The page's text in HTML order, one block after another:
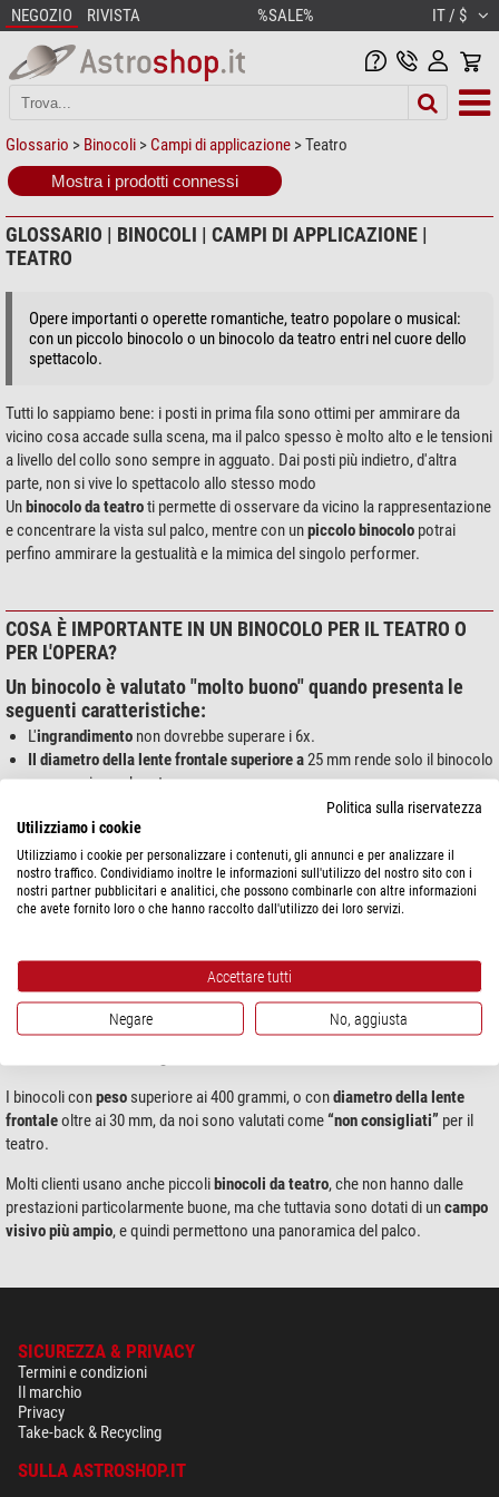
NEGOZIO RIVISTA %SALE% IT / $
Glossario > Binocoli > Campi di applicazione > Teatro
Mostra i prodotti connessi
GLOSSARIO | BINOCOLI | CAMPI DI APPLICAZIONE |
TEATRO
Opere importanti o operette romantiche, teatro popolare o musical:
con un piccolo binocolo o un binocolo da teatro entri nel cuore dello
spettacolo.
Tutti lo sappiamo bene: i posti in prima fila sono ottimi per ammirare da
vicino cosa accade sulla scena, ma il palco spesso è molto alto e le tensioni
a livello del collo sono sempre in agguato. Dai posti più indietro, d'altra
parte, non si vive lo spettacolo allo stesso modo
Unbinocolo da teatroti permette di osservare da vicino la rappresentazione
e concentrare la vista sul palco, mentre con unpiccolo binocolo potrai
perfino ammirare la gestualità e la mimica del singolo performer.
COSA È IMPORTANTE IN UN BINOCOLO PER IL TEATRO O
PER L'OPERA?
Un binocolo è valutato"molto buono"quando presenta le
seguenti caratteristiche:
L'ingrandimentonon dovrebbe superare i 6x.
Il diametro della lente frontalesuperiore a25 mm rende solo il binocolo
grosso e ingombrante.
dovrebbe essere al massimo di 250 grammi.
Un binocolo è valutato"buono"quando raggiunge i seguenti
valori:
Ingrandimento:massimo 10x
Diametro della lente frontale:massimo 25 mm
Per avere valutazione "medio"deve avere:
Ingrandimento: massimo 10x
Diametro della lente frontale: massimo 30 mm
I binocoli conpeso superiore ai 400 grammi, o condiametro della lente
frontaleoltre ai 30 mm, da noi sono valutati come“non consigliati” per il
teatro.
Molti clienti usano anche piccolibinocoli da teatro, che non hanno dalle
prestazioni particolarmente buone, ma che tuttavia sono dotati di uncampo
visivo più ampio, e quindi permettono una panoramica del palco.
SICUREZZA & PRIVACY
Termini e condizioni
Il marchio
Privacy
Take-back & Recycling
SULLA ASTROSHOP.IT
Politica sulla riservatezza
Utilizziamo i cookie
Utilizziamo i cookie per personalizzare i contenuti, gli annunci e per analizzare il
nostro traffico. Condividiamo inoltre le informazioni sull'utilizzo del nostro sito con i
nostri partner pubblicitari e analitici, che possono combinarle con altre informazioni
che avete fornito loro o che hanno raccolto dall'utilizzo dei loro servizi.
Accettare tutti
Negare No, aggiusta